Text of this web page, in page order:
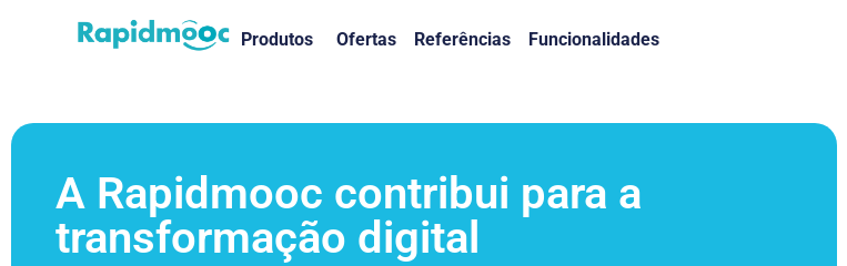
Produtos Ofertas Referências Funcionalidades
A Rapidmooc contribui para a
transformação digital